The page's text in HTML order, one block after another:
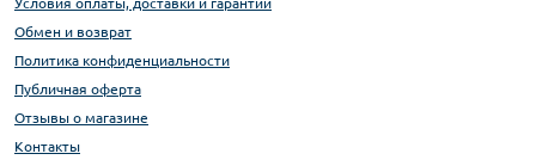
Обмен и возврат
Политика конфиденциальности
Публичная оферта
Отзывы о магазине
Контакты